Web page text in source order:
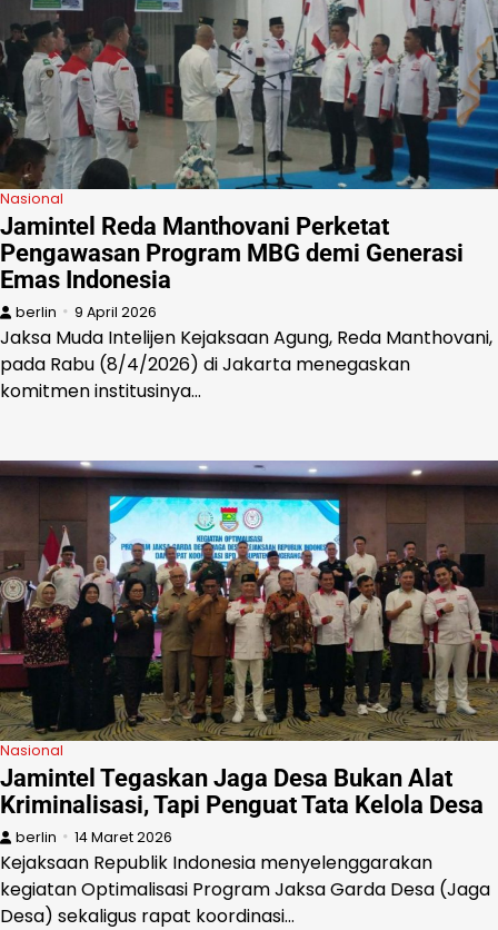
Nasional
Jamintel Reda Manthovani Perketat
Pengawasan Program MBG demi Generasi
Emas Indonesia
berlin 9 April 2026
Jaksa Muda Intelijen Kejaksaan Agung, Reda Manthovani,
pada Rabu (8/4/2026) di Jakarta menegaskan
komitmen institusinya…
Nasional
Jamintel Tegaskan Jaga Desa Bukan Alat
Kriminalisasi, Tapi Penguat Tata Kelola Desa
berlin 14 Maret 2026
Kejaksaan Republik Indonesia menyelenggarakan
kegiatan Optimalisasi Program Jaksa Garda Desa (Jaga
Desa) sekaligus rapat koordinasi…